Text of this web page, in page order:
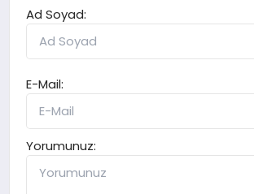
Ad Soyad:
E-Mail:
Yorumunuz: